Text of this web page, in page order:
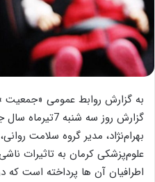
به گزارش روابط عمومی «جمعیت
گزارش روز سه
بهرام‌نژاد، مدیر گروه سلامت
علوم‌پزشکی کرمان به تاثیرات
اطرافیان آن ها پرداخته است که